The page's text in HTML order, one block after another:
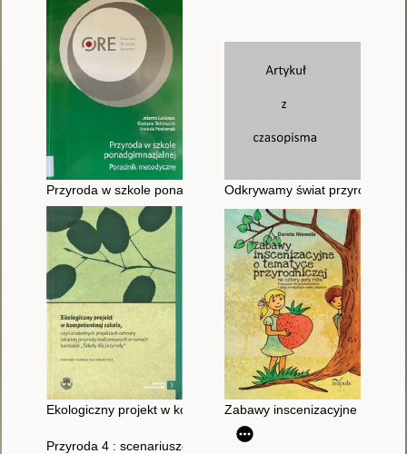
Przyroda w szkole ponadgimnazjalnej : poradnik metodyczny
Odkrywamy świat przyrody :
Ekologiczny projekt w kompetentnej szkole, czyli o szkolnych
Zabawy inscenizacyjne o
Przyroda 4 : scenariusze lekcji